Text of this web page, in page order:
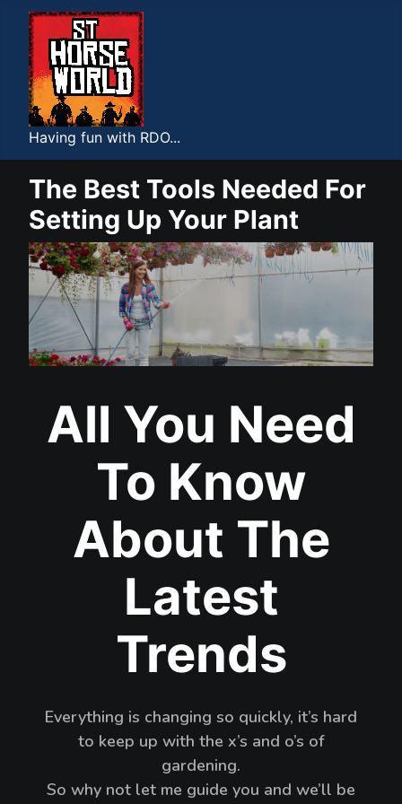
Having fun with RDO...
The Best Tools Needed For
Setting Up Your Plant
All You Need
To Know
About The
Latest
Trends
Everything is changing so quickly, it’s hard
to keep up with the x’s and o’s of
gardening.
So why not let me guide you and we’ll be